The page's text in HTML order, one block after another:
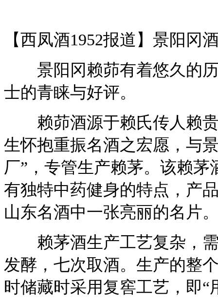
【西凤酒1952报道】景阳冈
景阳冈赖茆有着悠久的历
士的青睐与好评。
赖茆酒源于赖氏传人赖贵
生怀抱重振名酒之宏愿，与
厂”，专管生产赖茅。该赖
有独特中药健身的特点，产
山东名酒中一张亮丽的名片
赖茅酒生产工艺复杂，需
发酵，七次取酒。生产的整
时储藏时采用复窖工艺，即“